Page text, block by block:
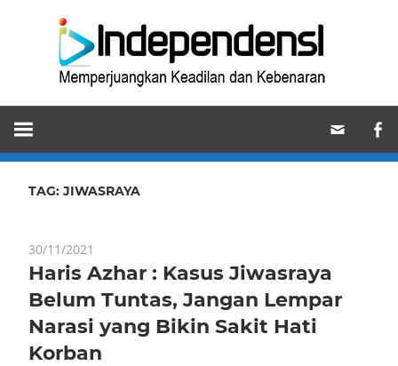
Memperjuangkan
Keadilan
dan
Kebenaran
TAG: JIWASRAYA
30/11/2021
Haris Azhar : Kasus Jiwasraya
Belum Tuntas, Jangan Lempar
Narasi yang Bikin Sakit Hati
Korban